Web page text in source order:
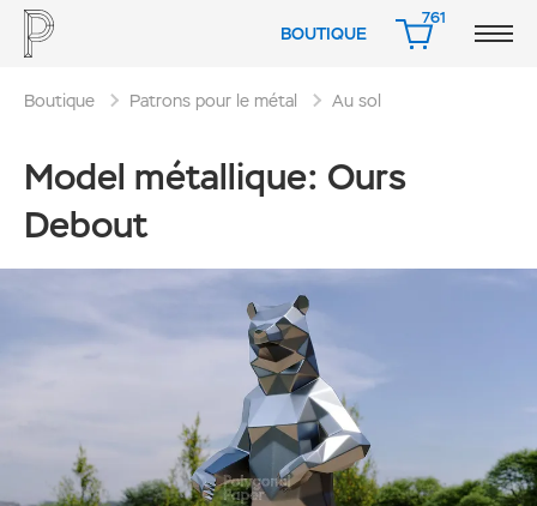
BOUTIQUE
761
PANIER
Boutique Patrons pour le métal Au sol
Model métallique: Ours
Debout